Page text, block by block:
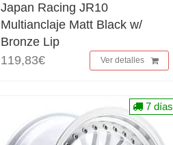
Japan Racing JR10
Multianclaje Matt Black w/
Bronze Lip
119,83€
Ver detalles
7 días